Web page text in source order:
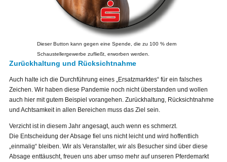
Dieser Button kann gegen eine Spende, die zu 100 % dem
Schaustellergewerbe zufließt, erworben werden.
Zurückhaltung und Rücksichtnahme
Auch halte ich die Durchführung eines „Ersatzmarktes“ für ein falsches
Zeichen. Wir haben diese Pandemie noch nicht überstanden und wollen
auch hier mit gutem Beispiel vorangehen. Zurückhaltung, Rücksichtnahme
und Achtsamkeit in allen Bereichen muss das Ziel sein.
Verzicht ist in diesem Jahr angesagt, auch wenn es schmerzt.
Die Entscheidung der Absage fiel uns nicht leicht und wird hoffentlich
„einmalig“ bleiben. Wir als Veranstalter, wir als Besucher sind über diese
Absage enttäuscht, freuen uns aber umso mehr auf unseren Pferdemarkt